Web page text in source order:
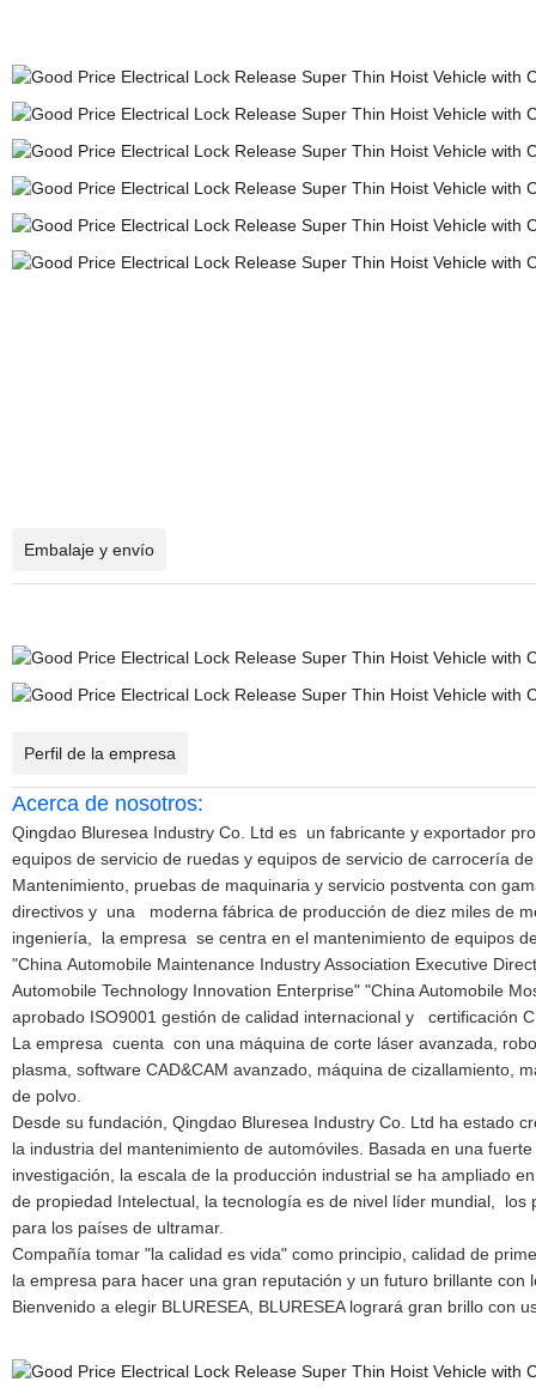
Embalaje y envío
Perfil de la empresa
Acerca de nosotros:
Qingdao Bluresea Industry Co. Ltd es un fabricante y exportador
equipos de servicio de ruedas y equipos de servicio de carrocería
Mantenimiento, pruebas de maquinaria y servicio postventa con
directivos y una
moderna fábrica de producción de diez miles de
ingeniería
la empresa se centra en el mantenimiento de equipos
"China Automobile Maintenance Industry Association Executive
Automobile Technology Innovation Enterprise" "China Automobile
aprobado ISO9001 gestión de calidad internacional y
certificación
La empresa cuenta con una máquina de corte láser avanzada,
plasma, software CAD&CAM avanzado, máquina de cizallamiento,
de polvo.
Desde su fundación, Qingdao Bluresea Industry Co. Ltd ha estado
la industria del mantenimiento de automóviles. Basada en una
investigación, la escala de la producción industrial se ha ampliado
de propiedad Intelectual, la tecnología es de nivel líder mundial,
los
para los países de ultramar.
Compañía tomar "la calidad es vida" como principio, calidad de
la empresa para hacer una gran reputación y un futuro brillante con
Bienvenido a elegir BLURESEA, BLURESEA logrará gran brillo con